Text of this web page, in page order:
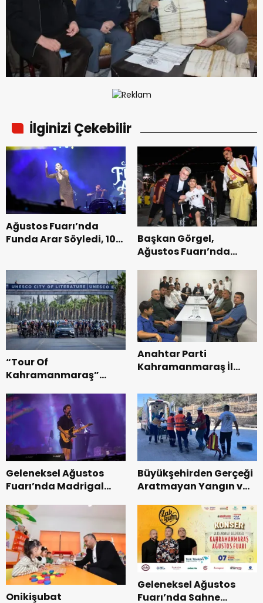
İlginizi Çekebilir
Ağustos Fuarı’nda
Funda Arar Söyledi, 100
Başkan Görgel,
Ağustos Fuarı’nda
Vatandaşlarla
Buluştu.
“Tour Of
Kahramanmaraş”
Bisikleti Turnuvası
Tamamlandı.
Anahtar Parti
Kahramanmaraş İl
Teşkilatı ile buluştu.
Geleneksel Ağustos
Fuarı’nda Madrigal
Büyükşehirden Gerçeği
Aratmayan Yangın ve
Onikişubat
Geleneksel Ağustos
Fuarı’nda Sahne